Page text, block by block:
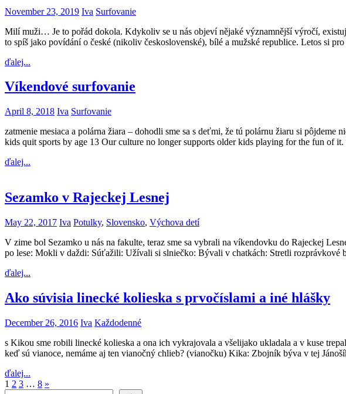
November 23, 2019 Iva Surfovanie
Milí muži… Je to pořád dokola. Kdykoliv se u nás objeví nějaké významnější výročí,
to spíš jako povídání o české (nikoliv československé), bílé a mužské republice. Letos si
ďalej...
Víkendové surfovanie
April 8, 2018 Iva Surfovanie
zatmenie mesiaca a polárna žiara – dohodli sme sa s deťmi, že tú polárnu žiaru si
kids quit sports by age 13 Our culture no longer supports older kids playing for the fun of
ďalej...
Sezamko v Rajeckej Lesnej
May 22, 2017 Iva Potulky, Slovensko, Výchova detí
V zime bol Sezamko u nás na fakulte, teraz sme sa vybrali na víkendovku do Rajeckej
po lese: Mokli v daždi: Súťažili: Užívali si slniečko: Bývali v chatkách: Stretli
ďalej...
Ako súvisia linecké kolieska s prvočíslami a iné hlášky
December 26, 2016 Iva Každodenné
s Kikou sme robili linecké kolieska a ona ich vykrajovala a všelijako ukladala a v kuse
keď sú vianoce, nemáme aj ten vianočný chlieb? (vianočku) Kika: Zbojník býva v tej
ďalej...
Posts
1 2 3 … 8 Next
»